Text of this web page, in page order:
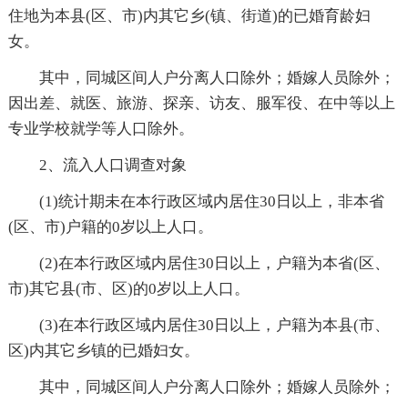
住地为本县(区、市)内其它乡(镇、街道)的已婚育龄妇
女。
其中，同城区间人户分离人口除外；婚嫁人员除外；
因出差、就医、旅游、探亲、访友、服军役、在中等以上
专业学校就学等人口除外。
2、流入人口调查对象
(1)统计期未在本行政区域内居住30日以上，非本省
(区、市)户籍的0岁以上人口。
(2)在本行政区域内居住30日以上，户籍为本省(区、
市)其它县(市、区)的0岁以上人口。
(3)在本行政区域内居住30日以上，户籍为本县(市、
区)内其它乡镇的已婚妇女。
其中，同城区间人户分离人口除外；婚嫁人员除外；